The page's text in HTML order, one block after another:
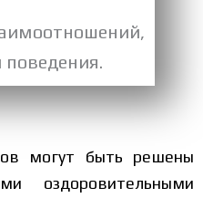
поведения.
могут быть решены
оздоровительными